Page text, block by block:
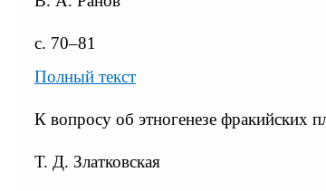
с. 70–81
Полный текст
К вопросу об этногенезе фракийских
Т. Д. Златковская